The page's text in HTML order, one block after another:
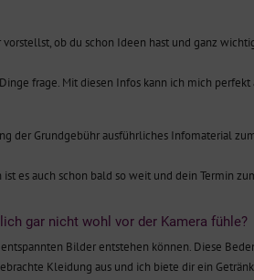
ob du schon Ideen hast und ganz
frage. Mit diesen Infos kann ich mich
der Grundgebühr ausführliches Infomaterial
es auch schon bald so weit und dein Termin
gar nicht wohl vor der Kamera fühle?
Bilder entstehen können. Diese
Kleidung aus und ich biete dir ein